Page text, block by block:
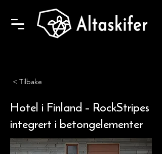
< Tilbake
Hotel i Finland – RockStripes
integrert i betongelementer